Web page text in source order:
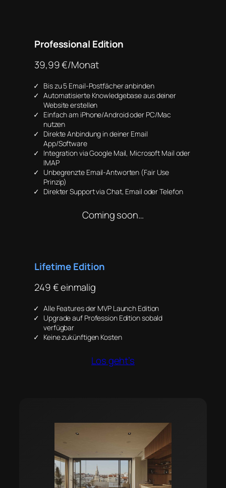
Professional Edition
39,99 €/Monat
Bis zu 5 Email-Postfächer anbinden
Automatisierte Knowledgebase aus deiner
Website erstellen
Einfach am iPhone/Android oder PC/Mac
nutzen
Direkte Anbindung in deiner Email
App/Software
Integration via Google Mail, Microsoft Mail oder
IMAP
Unbegrenzte Email-Antworten (Fair Use
Prinzip)
Direkter Support via Chat, Email oder Telefon
Coming soon…
Lifetime Edition
249 € einmalig
Alle Features der MVP Launch Edition
Upgrade auf Profession Edition sobald
verfügbar
Keine zukünftigen Kosten
Los geht’s